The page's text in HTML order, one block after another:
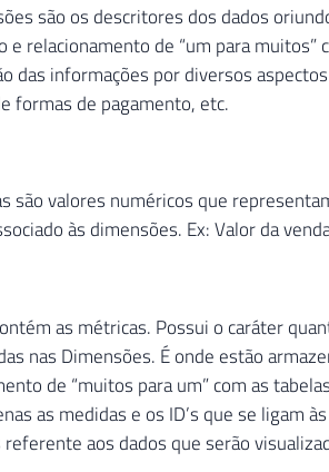
são os descritores dos dados
e relacionamento de “um para
das informações por diversos
formas de pagamento, etc.
são valores numéricos que
às dimensões. Ex: Valor da
as métricas. Possui o caráter
nas Dimensões. É onde estão
de “muitos para um” com as
as medidas e os ID’s que se ligam
aos dados que serão